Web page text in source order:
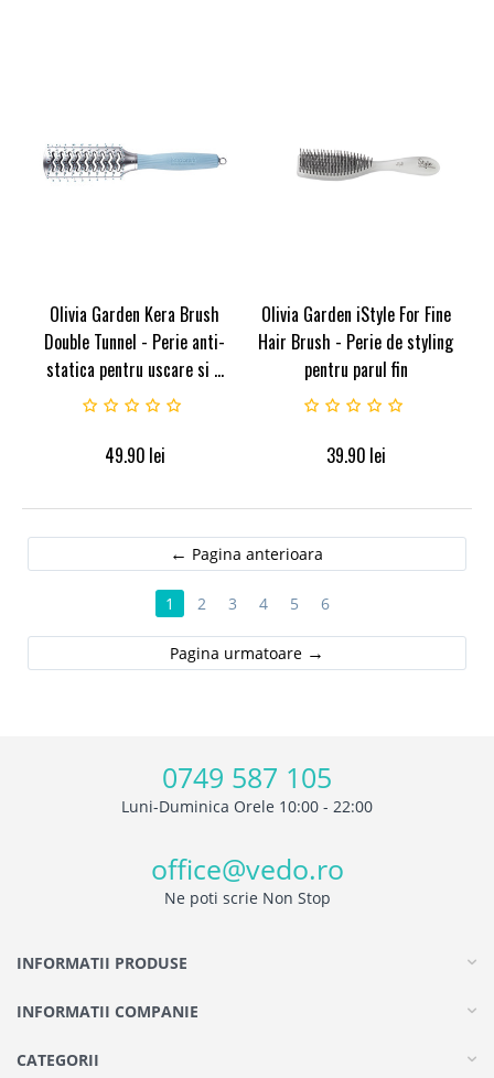
Olivia Garden Kera Brush
Double Tunnel - Perie anti-
statica pentru uscare si ...
49.90 lei
Olivia Garden iStyle For Fine
Hair Brush - Perie de styling
pentru parul fin
39.90 lei
Pagina anterioara
1 2 3 4 5 6
Pagina urmatoare
0749 587 105
Luni-Duminica Orele 10:00 - 22:00
office@vedo.ro
Ne poti scrie Non Stop
INFORMATII PRODUSE
INFORMATII COMPANIE
CATEGORII